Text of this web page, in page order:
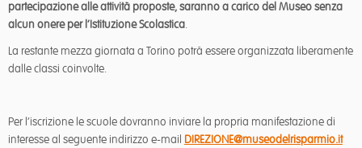
partecipazione alle attività proposte, saranno a carico del Museo senza
alcun onere per l’Istituzione Scolastica.
La restante mezza giornata a Torino potrà essere organizzata liberamente
dalle classi coinvolte.
Per l’iscrizione le scuole dovranno inviare la propria manifestazione di
interesse al seguente indirizzo e-mail DIREZIONE@museodelrisparmio.it